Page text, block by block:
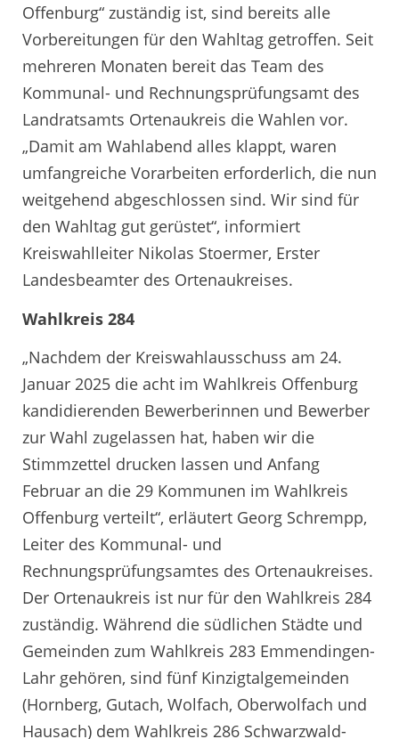
Offenburg“ zuständig ist, sind bereits alle
Vorbereitungen für den Wahltag getroffen. Seit
mehreren Monaten bereit das Team des
Kommunal- und Rechnungsprüfungsamt des
Landratsamts Ortenaukreis die Wahlen vor.
„Damit am Wahlabend alles klappt, waren
umfangreiche Vorarbeiten erforderlich, die nun
weitgehend abgeschlossen sind. Wir sind für
den Wahltag gut gerüstet“, informiert
Kreiswahlleiter Nikolas Stoermer, Erster
Landesbeamter des Ortenaukreises.
Wahlkreis 284
„Nachdem der Kreiswahlausschuss am 24.
Januar 2025 die acht im Wahlkreis Offenburg
kandidierenden Bewerberinnen und Bewerber
zur Wahl zugelassen hat, haben wir die
Stimmzettel drucken lassen und Anfang
Februar an die 29 Kommunen im Wahlkreis
Offenburg verteilt“, erläutert Georg Schrempp,
Leiter des Kommunal- und
Rechnungsprüfungsamtes des Ortenaukreises.
Der Ortenaukreis ist nur für den Wahlkreis 284
zuständig. Während die südlichen Städte und
Gemeinden zum Wahlkreis 283 Emmendingen-
Lahr gehören, sind fünf Kinzigtalgemeinden
(Hornberg, Gutach, Wolfach, Oberwolfach und
Hausach) dem Wahlkreis 286 Schwarzwald-